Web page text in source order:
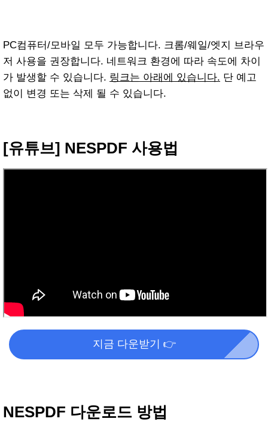
PC컴퓨터/모바일 모두 가능합니다. 크롬/웨일/엣지 브라우
저 사용을 권장합니다. 네트워크 환경에 따라 속도에 차이
가 발생할 수 있습니다. 링크는 아래에 있습니다. 단 예고
없이 변경 또는 삭제 될 수 있습니다.
[유튜브] NESPDF 사용법
지금 다운받기 👉
NESPDF 다운로드 방법